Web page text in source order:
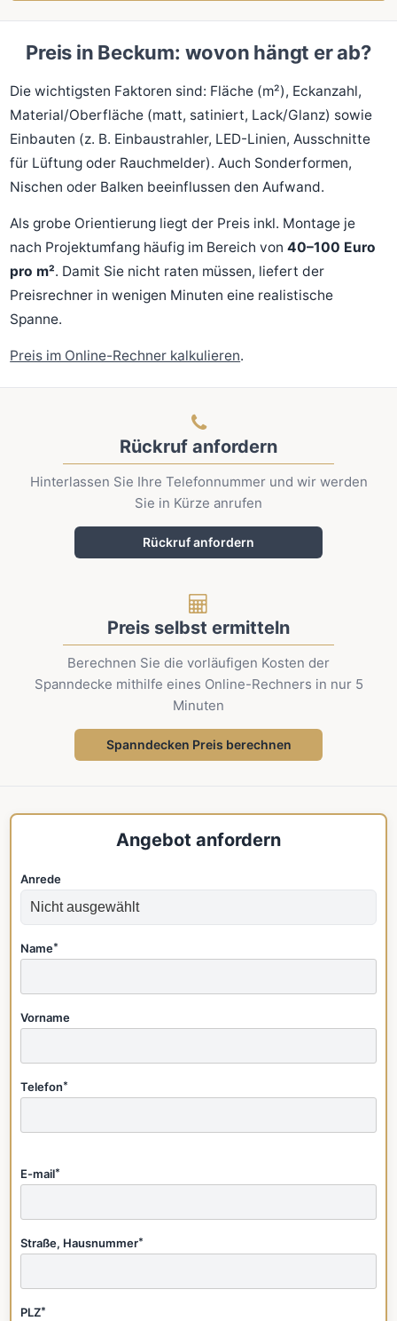
Preis in Beckum: wovon hängt er ab?
Die wichtigsten Faktoren sind: Fläche (m²), Eckanzahl,
Material/Oberfläche (matt, satiniert, Lack/Glanz) sowie
Einbauten (z. B. Einbaustrahler, LED-Linien, Ausschnitte
für Lüftung oder Rauchmelder). Auch Sonderformen,
Nischen oder Balken beeinflussen den Aufwand.
Als grobe Orientierung liegt der Preis inkl. Montage je
nach Projektumfang häufig im Bereich von40–100 Euro
pro m². Damit Sie nicht raten müssen, liefert der
Preisrechner in wenigen Minuten eine realistische
Spanne.
Preis im Online-Rechner kalkulieren.
Rückruf anfordern
Hinterlassen Sie Ihre Telefonnummer und wir werden
Sie in Kürze anrufen
Rückruf anfordern
Preis selbst ermitteln
Berechnen Sie die vorläufigen Kosten der
Spanndecke mithilfe eines Online-Rechners in nur 5
Minuten
Spanndecken Preis berechnen
Angebot anfordern
Anrede
Name*
Vorname
Telefon*
E-mail*
Straße, Hausnummer*
PLZ*